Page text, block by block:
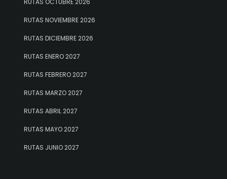
RUTAS OCTUBRE 2026
RUTAS NOVIEMBRE 2026
RUTAS DICIEMBRE 2026
RUTAS ENERO 2027
RUTAS FEBRERO 2027
RUTAS MARZO 2027
RUTAS ABRIL 2027
RUTAS MAYO 2027
RUTAS JUNIO 2027